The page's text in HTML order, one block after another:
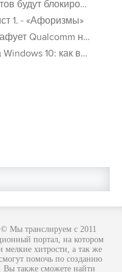
- «Интернет»
1. - «Афоризмы»
$774 млн - «Новости сети»
реестр Виндовс 10 - «Windows»
© Мы транслируем с 2011
портал, на котором
мелкие хитрости, а так же
помочь по созданию
Вы также сможете найти